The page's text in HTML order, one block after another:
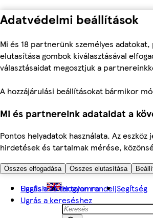
Adatvédelmi beállítások
Mi és 18 partnerünk személyes
elutasítása gombok kiválasztásával
választásaidat megosztjuk a
A hozzájárulási beállításokat bármikor
Mi és partnereink adataidat a
Pontos helyadatok használata. Az
hirdetések és tartalmak mérése,
Összes elfogadása Összes elutasítása
Ugrás a fő tartalomra
Ugrás a kereséshez
English Hogyan rendeljSegítség